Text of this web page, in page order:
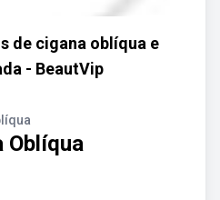
de cigana oblíqua e
- BeautVip
Oblíqua